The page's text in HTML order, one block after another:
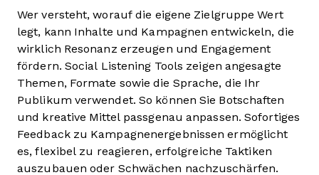
Wer versteht, worauf die eigene Zielgruppe Wert
legt, kann Inhalte und Kampagnen entwickeln, die
wirklich Resonanz erzeugen und Engagement
fördern. Social Listening Tools zeigen angesagte
Themen, Formate sowie die Sprache, die Ihr
Publikum verwendet. So können Sie Botschaften
und kreative Mittel passgenau anpassen. Sofortiges
Feedback zu Kampagnenergebnissen ermöglicht
es, flexibel zu reagieren, erfolgreiche Taktiken
auszubauen oder Schwächen nachzuschärfen.